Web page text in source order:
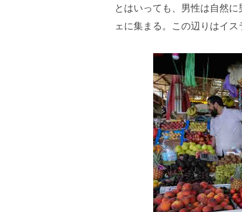
とはいっても、男性は自然
ェに集まる。この辺りはイ